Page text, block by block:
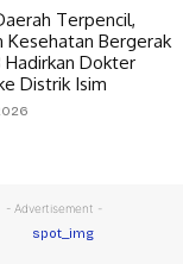
Terpencil,
Kesehatan Bergerak
Hadirkan Dokter
Distrik Isim
- Advertisement -